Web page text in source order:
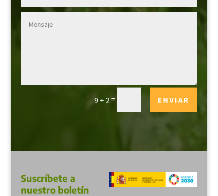
9 + 2 = ENVIAR
Suscríbete a
nuestro boletín